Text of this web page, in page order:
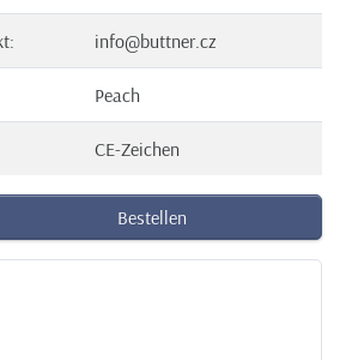
info@buttner.cz
Peach
CE-Zeichen
Bestellen